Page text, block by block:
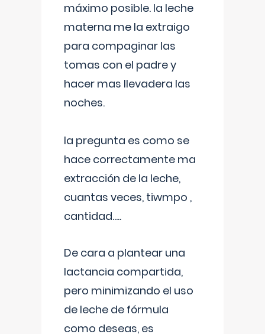
máximo posible. la leche
materna me la extraigo
para compaginar las
tomas con el padre y
hacer mas llevadera las
noches.
la pregunta es como se
hace correctamente ma
extracción de la leche,
cuantas veces, tiwmpo ,
cantidad.....
De cara a plantear una
lactancia compartida,
pero minimizando el uso
de leche de fórmula
como deseas, es